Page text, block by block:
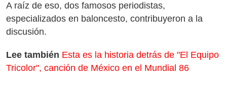
A raíz de eso, dos famosos periodistas,
especializados en baloncesto, contribuyeron a la
discusión.
Lee también Esta es la historia detrás de "El Equipo
Tricolor", canción de México en el Mundial 86